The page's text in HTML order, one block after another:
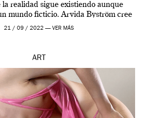
la realidad sigue existiendo aunque
mundo ficticio. Arvida Byström cree
tienen un complejo […]
21 / 09 / 2022 — VER MÁS
ART